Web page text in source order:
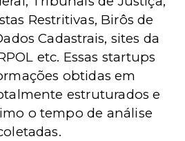
Restritivas, Birôs de
Cadastrais, sites da
etc. Essas startups
obtidas em
estruturados e
o tempo de análise